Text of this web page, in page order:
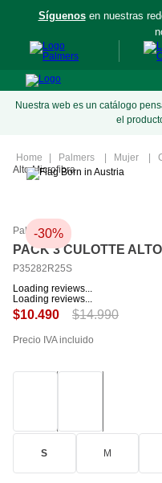
Síguenosen nuestras
Nuestra web es un catálogo
el
Palmers Mujer
Alto Microfibra
-30%
Palmers
PACK 3 CULOTTE
P35282R25S
Loading reviews...
Loading reviews...
$10.490 $14.990
Precio IVA incluido
S M